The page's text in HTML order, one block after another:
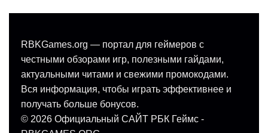
RBKGames.org — портал для геймеров с
честными обзорами игр, полезными гайдами,
актуальными читами и свежими промокодами.
Вся информация, чтобы играть эффективнее и
получать больше бонусов.
© 2026 Официальный САЙТ РБК Геймс -